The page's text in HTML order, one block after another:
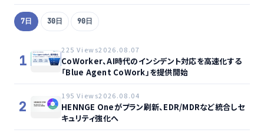
7日 30日 90日
1
225 Views2026.08.07
CoWorker、AI時代のインシデント対応を高速化する
「Blue Agent CoWork」を提供開始
2
195 Views2026.08.04
HENNGE Oneがプラン刷新、EDR/MDRなど統合しセ
キュリティ強化へ